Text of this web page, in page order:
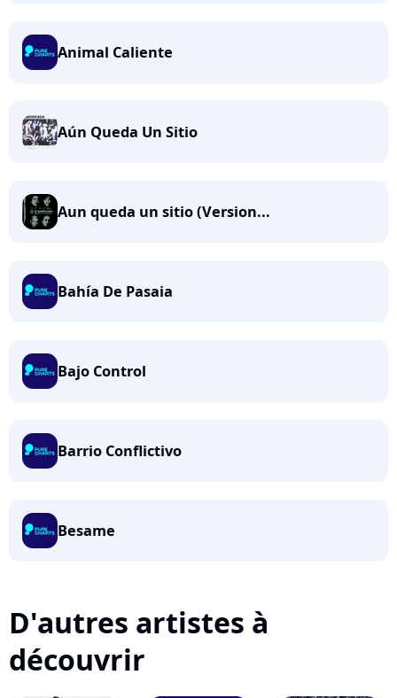
Animal Caliente
Aún Queda Un Sitio
Aun queda un sitio (Version...
Bahía De Pasaia
Bajo Control
Barrio Conflictivo
Besame
D'autres artistes à
découvrir